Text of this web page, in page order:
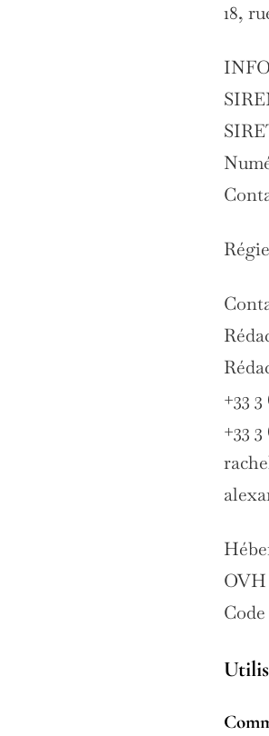
18,
+33 3
+33 3
OVH